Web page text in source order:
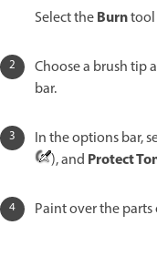
Select theBurn
Choose a brush tip
bar.
In the options bar,
), and Protect
Paint over the